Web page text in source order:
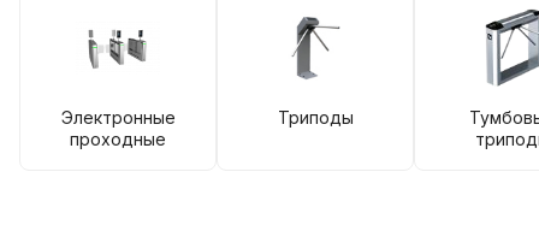
Электронные
проходные
Триподы